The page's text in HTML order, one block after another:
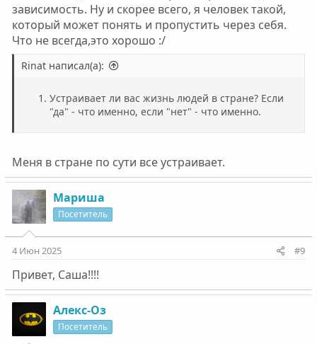
зависимость. Ну и скорее всего, я человек такой,
который может понять и пропустить через себя.
Что не всегда,это хорошо :/
Rinat написал(а):
Устраивает ли вас жизнь людей в стране? Если
"да" - что именно, если "нет" - что именно.
Меня в стране по сути все устраивает.
Мариша
Посетитель
4 Июн 2025 #9
Привет, Саша!!!!
Алекс-Оз
Посетитель